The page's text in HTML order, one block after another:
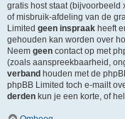
gratis host staat (bijvoorbeeld
of misbruik-afdeling van de
Limited geen inspraak heeft
gehouden kan worden over
Neem geen contact op met
(zoals aanspreekbaarheid,
verband houden met de
phpBB Limited toch e-mailt
derden kun je een korte, of